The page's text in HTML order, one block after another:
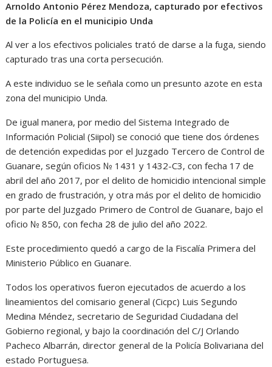
Arnoldo Antonio Pérez Mendoza, capturado por efectivos
de la Policía en el municipio Unda
Al ver a los efectivos policiales trató de darse a la fuga, siendo
capturado tras una corta persecución.
A este individuo se le señala como un presunto azote en esta
zona del municipio Unda.
De igual manera, por medio del Sistema Integrado de
Información Policial (Siipol) se conoció que tiene dos órdenes
de detención expedidas por el Juzgado Tercero de Control de
Guanare, según oficios № 1431 y 1432-C3, con fecha 17 de
abril del año 2017, por el delito de homicidio intencional simple
en grado de frustración, y otra más por el delito de homicidio
por parte del Juzgado Primero de Control de Guanare, bajo el
oficio № 850, con fecha 28 de julio del año 2022.
Este procedimiento quedó a cargo de la Fiscalía Primera del
Ministerio Público en Guanare.
Todos los operativos fueron ejecutados de acuerdo a los
lineamientos del comisario general (Cicpc) Luis Segundo
Medina Méndez, secretario de Seguridad Ciudadana del
Gobierno regional, y bajo la coordinación del C/J Orlando
Pacheco Albarrán, director general de la Policía Bolivariana del
estado Portuguesa.